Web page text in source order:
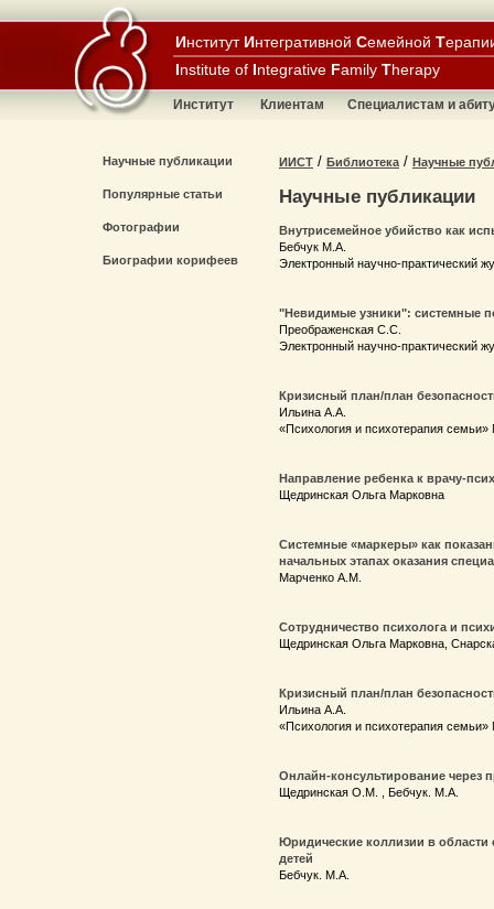
Институт Интегративной Семейной Т
Institute of Integrative Family Therapy
Институт Клиентам Специалистам и
Научные публикации
Популярные статьи
Фотографии
Биографии корифеев
ИИСТ / Библиотека/ Научные
Научные публикации
Внутрисемейное убийство как
Бебчук М.А.
Электронный научно-практический
"Невидимые узники": системные
Преображенская С.С.
Электронный научно-практический
Кризисный план/план
Ильина А.А.
«Психология и психотерапия семьи»
Направление ребенка к врачу-
Щедринская Ольга Марковна
Системные «маркеры» как
начальных этапах оказания
Марченко А.М.
Сотрудничество психолога и
Щедринская Ольга Марковна,
Кризисный план/план
Ильина А.А.
«Психология и психотерапия семьи»
Онлайн-консультирование через
Щедринская О.М. , Бебчук. М.А.
Юридические коллизии в области
детей
Бебчук. М.А.